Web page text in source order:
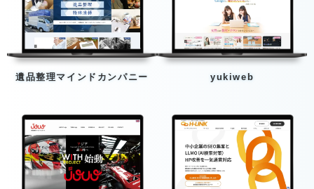
遺品整理マインドカンパニー yukiweb